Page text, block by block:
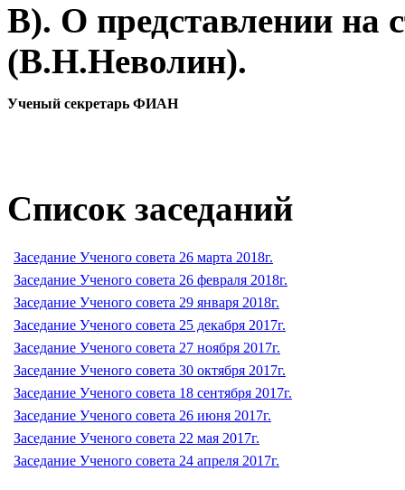
В). О представлении на
(В.Н.Неволин).
Ученый секретарь ФИАН
Список заседаний
Заседание Ученого совета 26 марта 2018г.
Заседание Ученого совета 26 февраля 2018г.
Заседание Ученого совета 29 января 2018г.
Заседание Ученого совета 25 декабря 2017г.
Заседание Ученого совета 27 ноября 2017г.
Заседание Ученого совета 30 октября 2017г.
Заседание Ученого совета 18 сентября 2017г.
Заседание Ученого совета 26 июня 2017г.
Заседание Ученого совета 22 мая 2017г.
Заседание Ученого совета 24 апреля 2017г.